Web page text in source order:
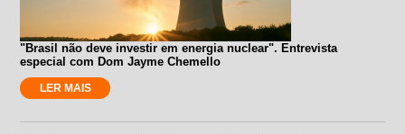
"Brasil não deve investir em energia nuclear". Entrevista
especial com Dom Jayme Chemello
LER MAIS